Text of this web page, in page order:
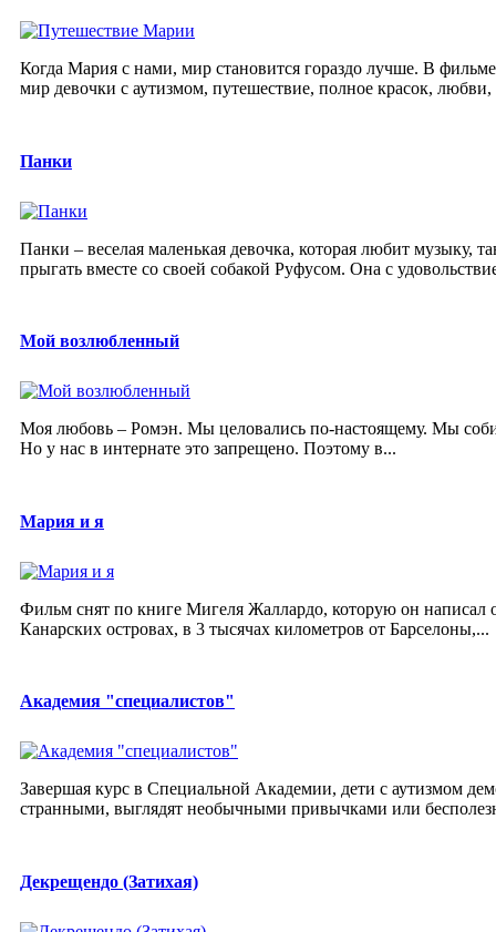
Когда Мария с нами, мир становится гораздо лучше. В
мир девочки с аутизмом, путешествие, полное красок, любви,
Панки
Панки – веселая маленькая девочка, которая любит
прыгать вместе со своей собакой Руфусом. Она с
Мой возлюбленный
Моя любовь – Ромэн. Мы целовались по-настоящему. Мы
Но у нас в интернате это запрещено. Поэтому в...
Мария и я
Фильм снят по книге Мигеля Жаллардо, которую он написал
Канарских островах, в 3 тысячах километров от Барселоны,...
Академия "специалистов"
Завершая курс в Специальной Академии, дети с аутизмом
странными, выглядят необычными привычками или
Декрещендо (Затихая)